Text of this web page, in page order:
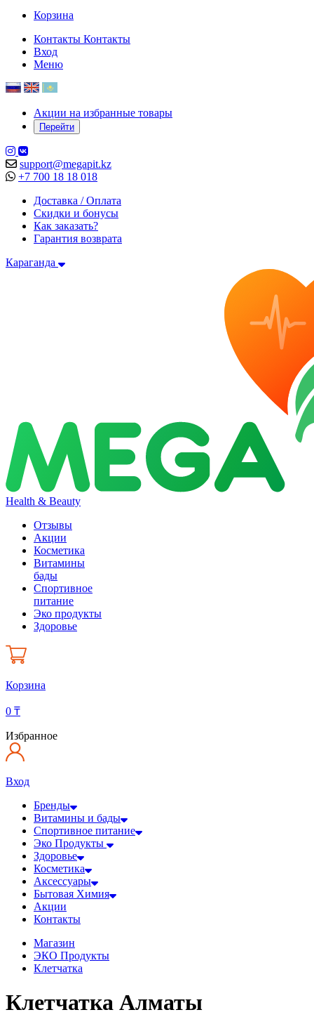
Корзина
Контакты Контакты
Вход
Меню
Акции на избранные товары
Перейти
support@megapit.kz
+7 700 18 18 018
Доставка / Оплата
Скидки и бонусы
Как заказать?
Гарантия возврата
Караганда
Health & Beauty
Отзывы
Акции
Косметика
Витамины
бады
Спортивное
питание
Эко продукты
Здоровье
Корзина
0 ₸
Избранное
Вход
Бренды
Витамины и бады
Спортивное питание
Эко Продукты
Здоровье
Косметика
Аксессуары
Бытовая Химия
Акции
Контакты
Магазин
ЭКО Продукты
Клетчатка
Клетчатка Алматы